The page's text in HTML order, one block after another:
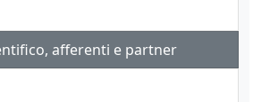
afferenti e partner